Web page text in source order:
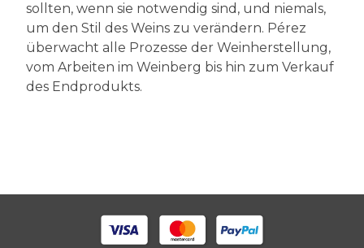
sollten, wenn sie notwendig sind, und niemals,
um den Stil des Weins zu verändern. Pérez
überwacht alle Prozesse der Weinherstellung,
vom Arbeiten im Weinberg bis hin zum Verkauf
des Endprodukts.